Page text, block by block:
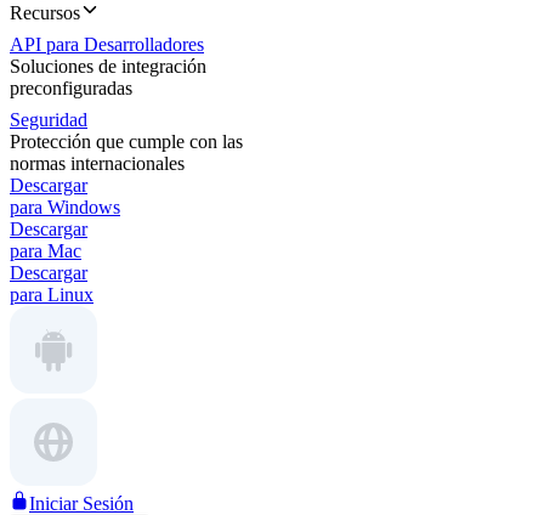
Recursos
API para Desarrolladores
Soluciones de integración
preconfiguradas
Seguridad
Protección que cumple con las
normas internacionales
Descargar
para Windows
Descargar
para Mac
Descargar
para Linux
Iniciar Sesión